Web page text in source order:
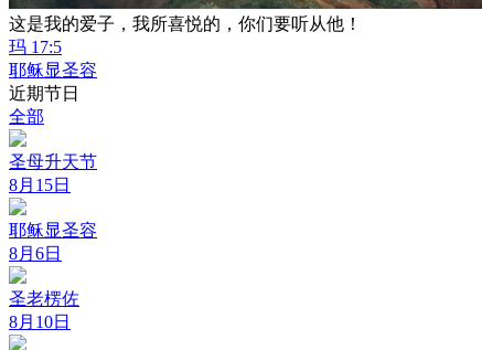
这是我的爱子，我所喜悦的，你们要听从他！
玛 17:5
耶稣显圣容
近期节日
全部
圣母升天节
8月15日
耶稣显圣容
8月6日
圣老楞佐
8月10日